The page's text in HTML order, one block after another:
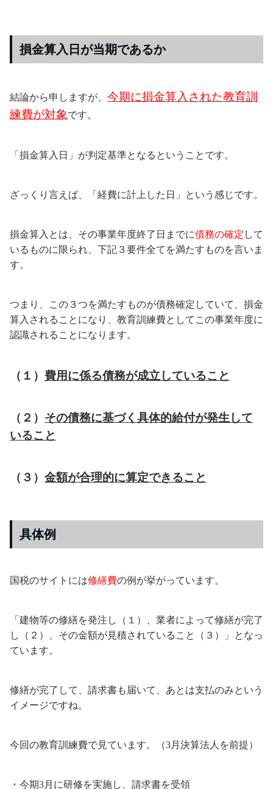
損金算入日が当期であるか
結論から申しますが、 今期に損金算入された教育訓
練費が対象 です。
「損金算入日」が判定基準となるということです。
ざっくり言えば、「経費に計上した日」という感じです。
損金算入とは、その事業年度終了日までに債務の確定 して
いるものに限られ、下記３要件全てを満たすものを言いま
す。
つまり、この３つを満たすものが債務確定していて、損金
算入されることになり、教育訓練費としてこの事業年度に
認識されることになります。
（１） 費用に係る債務が成立していること
（２） その債務に基づく具体的給付が発生して
いること
（３） 金額が合理的に算定できること
具体例
国税のサイトには修繕費の例が挙がっています。
「建物等の修繕を発注し（１）、業者によって修繕が完了
し（２）、その金額が見積されていること（３）」となっ
ています。
修繕が完了して、請求書も届いて、あとは支払のみという
イメージですね。
今回の教育訓練費で見ています。（3月決算法人を前提）
・今期3月に研修を実施し、請求書を受領